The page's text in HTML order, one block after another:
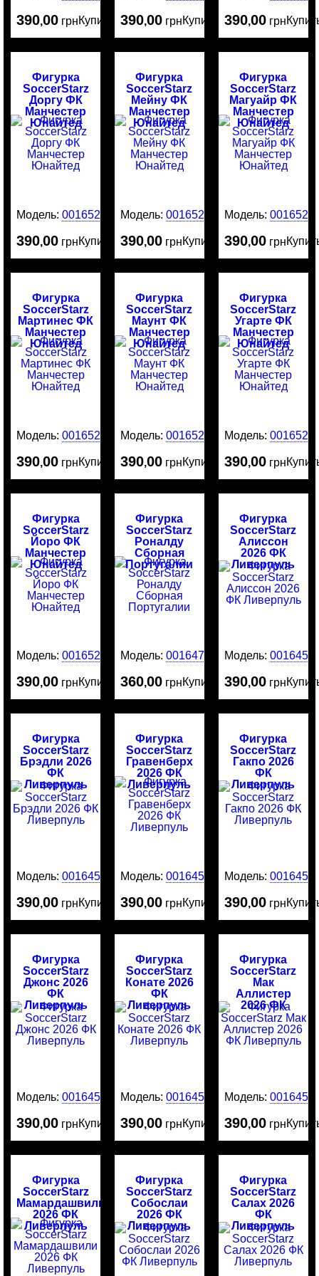
390,00 грнКупить 390,00 грнКупить 390,00 грн
Фигурка
SoccerStarz
Доргу ФК
Манчестер
Юнайтед
Модель:0016529
390,00 грнКупить
Фигурка
SoccerStarz
Мейну ФК
Манчестер
Юнайтед
Модель:0016528
390,00 грнКупить
Фигурка
SoccerStarz
Магуайр ФК
Манчестер
Юнайтед
Модель: 0016526
390,00 грн
Фигурка
SoccerStarz
Мартинес ФК
Манчестер
Юнайтед
Модель:0016525
390,00 грнКупить
Фигурка
SoccerStarz
Маунт ФК
Манчестер
Юнайтед
Модель:0016524
390,00 грнКупить
Фигурка
SoccerStarz
Угарте ФК
Манчестер
Юнайтед
Модель: 0016523
390,00 грн
Фигурка
SoccerStarz
Йоро ФК
Манчестер
Юнайтед
Модель:0016522
390,00 грнКупить
Фигурка
SoccerStarz
Роналду
Сборная
Португалии
Модель:0016476
360,00 грнКупить
Фигурка
SoccerStarz
Алиссон
2026 ФК
Ливерпуль
Модель: 0016456
390,00 грн
Фигурка
SoccerStarz
Брэдли 2026
ФК
Ливерпуль
Модель:0016455
390,00 грнКупить
Фигурка
SoccerStarz
Гравенберх
2026 ФК
Ливерпуль
Модель:0016454
390,00 грнКупить
Фигурка
SoccerStarz
Гакпо 2026
ФК
Ливерпуль
Модель: 0016453
390,00 грн
Фигурка
SoccerStarz
Джонс 2026
ФК
Ливерпуль
Модель:0016452
390,00 грнКупить
Фигурка
SoccerStarz
Конате 2026
ФК
Ливерпуль
Модель:0016451
390,00 грнКупить
Фигурка
SoccerStarz
Мак
Аллистер
2026 ФК
Ливерпуль
Модель: 0016450
390,00 грн
Фигурка
SoccerStarz
Мамардашвили
2026 ФК
Ливерпуль
Фигурка
SoccerStarz
Собослаи
2026 ФК
Ливерпуль
Фигурка
SoccerStarz
Салах 2026
ФК
Ливерпуль